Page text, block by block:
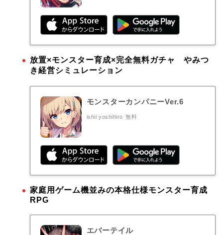
放置×モンスター育成×完全無料ガチャ やみつ
き経営シミュレーション
モンスターカンパニーVer.6
ishii yoshihiro 無料
家庭用ゲーム機並みの本格仕様モンスター育成
RPG
エバーテイル